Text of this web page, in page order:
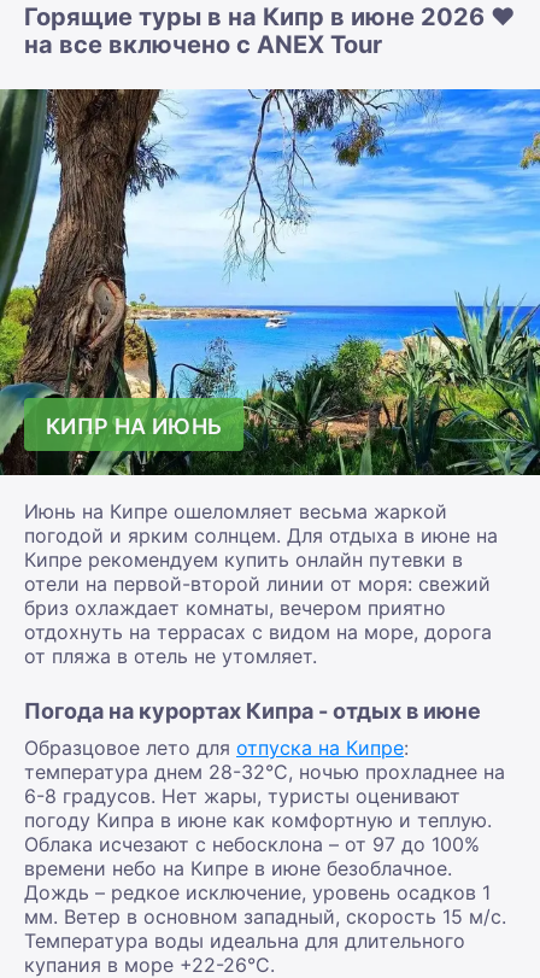
Горящие туры в на Кипр в июне 2026 ❤️
на все включено с ANEX Tour
КИПР НА ИЮНЬ
Июнь на Кипре ошеломляет весьма жаркой
погодой и ярким солнцем. Для отдыха в июне на
Кипре рекомендуем купить онлайн путевки в
отели на первой-второй линии от моря: свежий
бриз охлаждает комнаты, вечером приятно
отдохнуть на террасах с видом на море, дорога
от пляжа в отель не утомляет.
Погода на курортах Кипра - отдых в июне
Образцовое лето для отпуска на Кипре:
температура днем 28-32°С, ночью прохладнее на
6-8 градусов. Нет жары, туристы оценивают
погоду Кипра в июне как комфортную и теплую.
Облака исчезают с небосклона – от 97 до 100%
времени небо на Кипре в июне безоблачное.
Дождь – редкое исключение, уровень осадков 1
мм. Ветер в основном западный, скорость 15 м/с.
Температура воды идеальна для длительного
купания в море +22-26°С.